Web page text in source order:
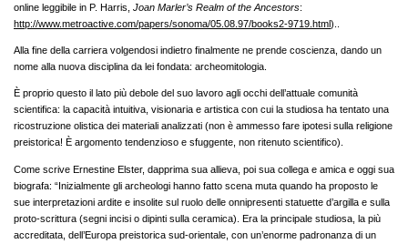
online leggibile in P. Harris, Joan Marler’s Realm of the Ancestors:
http://www.metroactive.com/papers/sonoma/05.08.97/books2-9719.html)..
Alla fine della carriera volgendosi indietro finalmente ne prende coscienza, dando un
nome alla nuova disciplina da lei fondata: archeomitologia.
È proprio questo il lato più debole del suo lavoro agli occhi dell’attuale comunità
scientifica: la capacità intuitiva, visionaria e artistica con cui la studiosa ha tentato una
ricostruzione olistica dei materiali analizzati (non è ammesso fare ipotesi sulla religione
preistorica! È argomento tendenzioso e sfuggente, non ritenuto scientifico).
Come scrive Ernestine Elster, dapprima sua allieva, poi sua collega e amica e oggi sua
biografa: “Inizialmente gli archeologi hanno fatto scena muta quando ha proposto le
sue interpretazioni ardite e insolite sul ruolo delle onnipresenti statuette d’argilla e sulla
proto-scrittura (segni incisi o dipinti sulla ceramica). Era la principale studiosa, la più
accreditata, dell’Europa preistorica sud-orientale, con un’enorme padronanza di un